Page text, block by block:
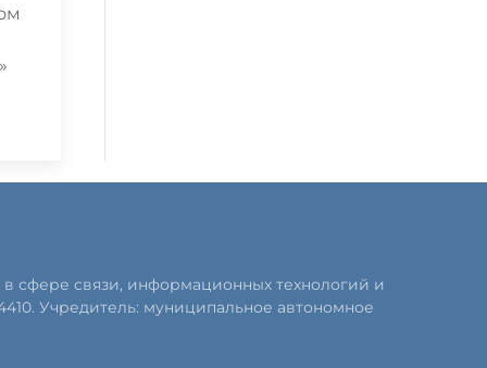
сфере связи, информационных технологий и
Учредитель: муниципальное автономное